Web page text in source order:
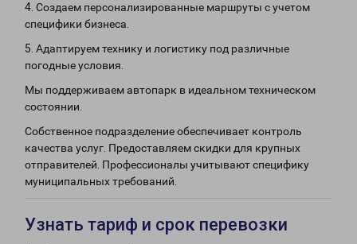
4. Создаем персонализированные маршруты с учетом
специфики бизнеса.
5. Адаптируем технику и логистику под различные
погодные условия.
Мы поддерживаем автопарк в идеальном техническом
состоянии.
Собственное подразделение обеспечивает контроль
качества услуг. Предоставляем скидки для крупных
отправителей. Профессионалы учитывают специфику
муниципальных требований.
Узнать тариф и срок перевозки